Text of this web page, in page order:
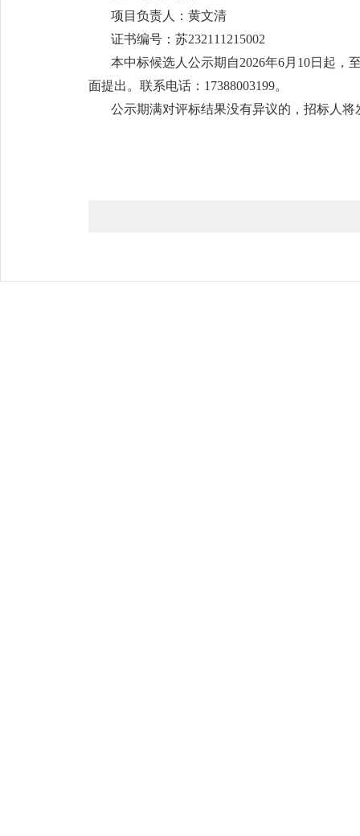
项目负责人：黄文清
证书编号：苏232111215002
本中标候选人公示期自2026年6月10日起，
面提出。联系电话：17388003199。
公示期满对评标结果没有异议的，招标人